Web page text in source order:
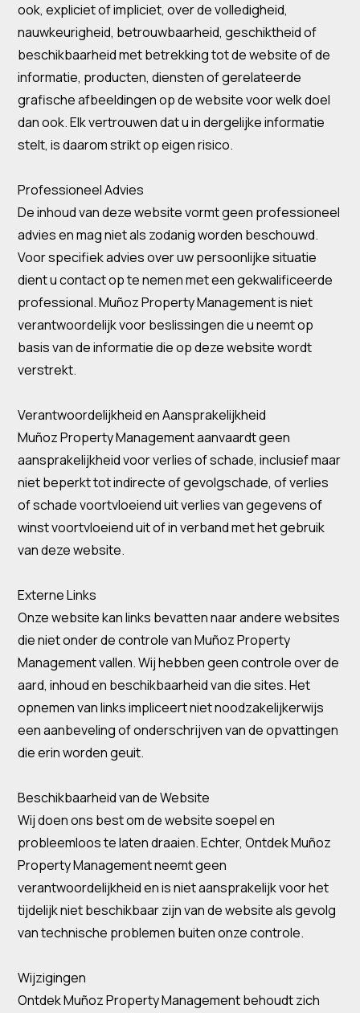
ook, expliciet of impliciet, over de volledigheid,
nauwkeurigheid, betrouwbaarheid, geschiktheid of
beschikbaarheid met betrekking tot de website of de
informatie, producten, diensten of gerelateerde
grafische afbeeldingen op de website voor welk doel
dan ook. Elk vertrouwen dat u in dergelijke informatie
stelt, is daarom strikt op eigen risico.
Professioneel Advies
De inhoud van deze website vormt geen professioneel
advies en mag niet als zodanig worden beschouwd.
Voor specifiek advies over uw persoonlijke situatie
dient u contact op te nemen met een gekwalificeerde
professional. Muñoz Property Management is niet
verantwoordelijk voor beslissingen die u neemt op
basis van de informatie die op deze website wordt
verstrekt.
Verantwoordelijkheid en Aansprakelijkheid
Muñoz Property Management aanvaardt geen
aansprakelijkheid voor verlies of schade, inclusief maar
niet beperkt tot indirecte of gevolgschade, of verlies
of schade voortvloeiend uit verlies van gegevens of
winst voortvloeiend uit of in verband met het gebruik
van deze website.
Externe Links
Onze website kan links bevatten naar andere websites
die niet onder de controle van Muñoz Property
Management vallen. Wij hebben geen controle over de
aard, inhoud en beschikbaarheid van die sites. Het
opnemen van links impliceert niet noodzakelijkerwijs
een aanbeveling of onderschrijven van de opvattingen
die erin worden geuit.
Beschikbaarheid van de Website
Wij doen ons best om de website soepel en
probleemloos te laten draaien. Echter, Ontdek Muñoz
Property Management neemt geen
verantwoordelijkheid en is niet aansprakelijk voor het
tijdelijk niet beschikbaar zijn van de website als gevolg
van technische problemen buiten onze controle.
Wijzigingen
Ontdek Muñoz Property Management behoudt zich